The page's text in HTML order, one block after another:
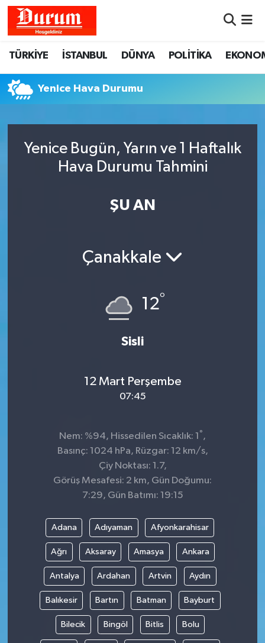
TÜRKİYE İSTANBUL DÜNYA POLİTİKA
Yenice Hava Durumu
Yenice Bugün, Yarın ve 1 Haftalık
Hava Durumu Tahmini
ŞU AN
Çanakkale
12°
Sisli
12 Mart Perşembe
07:45
Nem: %94, Hissedilen Sıcaklık: 1 ° ,
Basınç: 1024 hPa, Rüzgar: 12 km/s,
Çiy Noktası: 1.7,
Görüş Mesafesi: 2 km, Gün Doğumu:
7:29, Gün Batımı: 19:15
Adana Adıyaman Afyonkarahisar
Ağrı Aksaray Amasya Ankara
Antalya Ardahan Artvin Aydın
Balıkesir Bartın Batman Bayburt
Bilecik Bingöl Bitlis Bolu
Hava Durumu
Namaz Vakitleri
Süper Lig Puan Durumu ve Fikstür
Haber Arşivi